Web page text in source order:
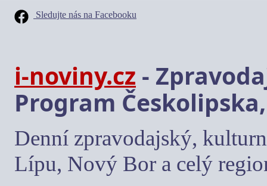
Sledujte nás na Facebooku
i-noviny.cz -
Program
Denní zpravodajský,
Lípu, Nový Bor a celý